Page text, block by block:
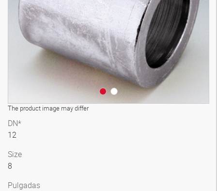
The product image may differ
DN*
12
Size
8
Pulgadas